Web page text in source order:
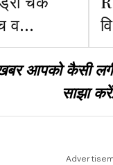
व
आपको कैसी
साझा